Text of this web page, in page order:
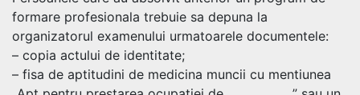
formare profesionala trebuie sa depuna la
organizatorul examenului urmatoarele documentele:
– copia actului de identitate;
– fisa de aptitudini de medicina muncii cu mentiunea